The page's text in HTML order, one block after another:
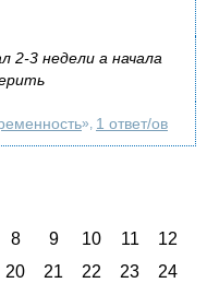
2-3 недели а начала
», 1 ответ/ов
8 9 10 11
12
20 21 22 23
24